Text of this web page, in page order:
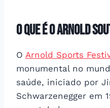
O que é o Arnold
O Arnold Sports
monumental no
saúde, iniciado por
Schwarzenegger em